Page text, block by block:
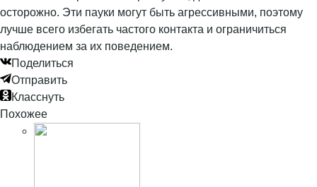
осторожно. Эти пауки могут быть агрессивными, поэтому
лучше всего избегать частого контакта и ограничиться
наблюдением за их поведением.
Поделиться
Отправить
Класснуть
Похожее